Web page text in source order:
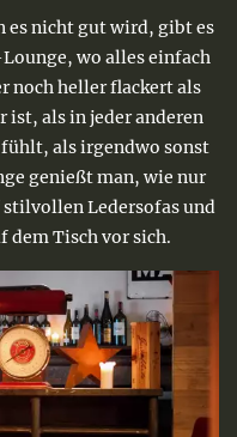
es nicht gut wird, gibt es
wo alles einfach
noch heller flackert als
ist, als in jeder anderen
als irgendwo sonst
genießt man, wie nur
Ledersofas und
Tisch vor sich.